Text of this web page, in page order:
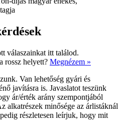
válaszainkat itt találod.
rossz helyett? Megnézem »
Van lehetőség gyári és
javításra is. Javaslatot teszünk
ár/érték arány szempontjából
alkatrészek minősége az árlistáknál
részletesen leírjuk, hogy mit